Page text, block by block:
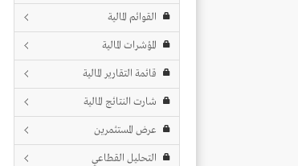
القوائم المالية
المؤشرات المالية
قائمة التقارير المالية
شارت النتائج المالية
عرض المستثمرين
التحليل القطاعي